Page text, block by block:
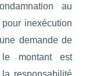
au
inexécution
demande de
montant est
responsabilité